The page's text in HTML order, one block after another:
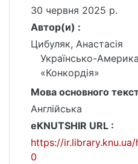
30 червня 2025 р.
Автор(и) :
Цибуляк, Анастасія
Українсько-
«Конкордія»
Мова основного
Англійська
eKNUTSHIR URL :
https://ir.library.knu.ua/
0